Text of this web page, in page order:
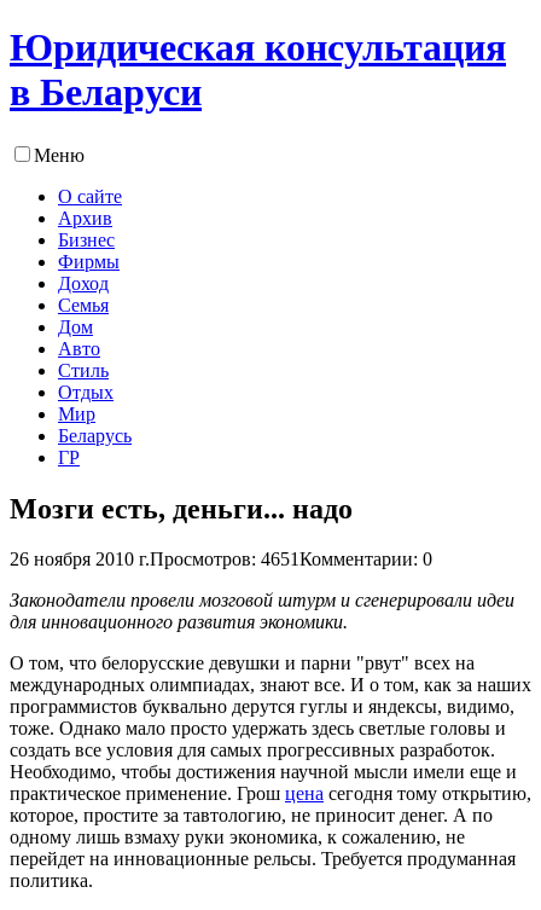
Юридическая консультация
в Беларуси
Меню
О сайте
Архив
Бизнес
Фирмы
Доход
Семья
Дом
Авто
Стиль
Отдых
Мир
Беларусь
ГР
Мозги есть, деньги... надо
26 ноября 2010 г.Просмотров: 4651Комментарии: 0
Законодатели провели мозговой штурм и сгенерировали идеи
для инновационного развития экономики.
О том, что белорусские девушки и парни "рвут" всех на
международных олимпиадах, знают все. И о том, как за наших
программистов буквально дерутся гуглы и яндексы, видимо,
тоже. Однако мало просто удержать здесь светлые головы и
создать все условия для самых прогрессивных разработок.
Необходимо, чтобы достижения научной мысли имели еще и
практическое применение. Грош цена сегодня тому открытию,
которое, простите за тавтологию, не приносит денег. А по
одному лишь взмаху руки экономика, к сожалению, не
перейдет на инновационные рельсы. Требуется продуманная
политика.